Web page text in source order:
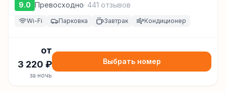
9.0 Превосходно· 441 отзывов
Wi-Fi Парковка Завтрак Кондиционер
от
3 220 ₽
за ночь
Выбрать номер